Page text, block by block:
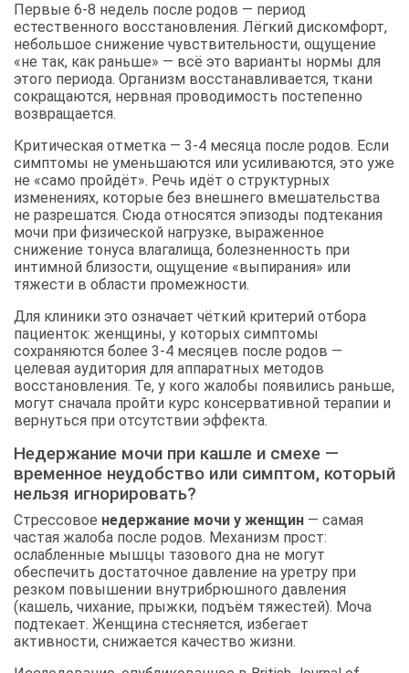
Первые 6-8 недель после родов — период
естественного восстановления. Лёгкий дискомфорт,
небольшое снижение чувствительности, ощущение
«не так, как раньше» — всё это варианты нормы для
этого периода. Организм восстанавливается, ткани
сокращаются, нервная проводимость постепенно
возвращается.
Критическая отметка — 3-4 месяца после родов. Если
симптомы не уменьшаются или усиливаются, это уже
не «само пройдёт». Речь идёт о структурных
изменениях, которые без внешнего вмешательства
не разрешатся. Сюда относятся эпизоды подтекания
мочи при физической нагрузке, выраженное
снижение тонуса влагалища, болезненность при
интимной близости, ощущение «выпирания» или
тяжести в области промежности.
Для клиники это означает чёткий критерий отбора
пациенток: женщины, у которых симптомы
сохраняются более 3-4 месяцев после родов —
целевая аудитория для аппаратных методов
восстановления. Те, у кого жалобы появились раньше,
могут сначала пройти курс консервативной терапии и
вернуться при отсутствии эффекта.
Недержание мочи при кашле и смехе —
временное неудобство или симптом, который
нельзя игнорировать?
Стрессовое недержание мочи у женщин — самая
частая жалоба после родов. Механизм прост:
ослабленные мышцы тазового дна не могут
обеспечить достаточное давление на уретру при
резком повышении внутрибрюшного давления
(кашель, чихание, прыжки, подъём тяжестей). Моча
подтекает. Женщина стесняется, избегает
активности, снижается качество жизни.